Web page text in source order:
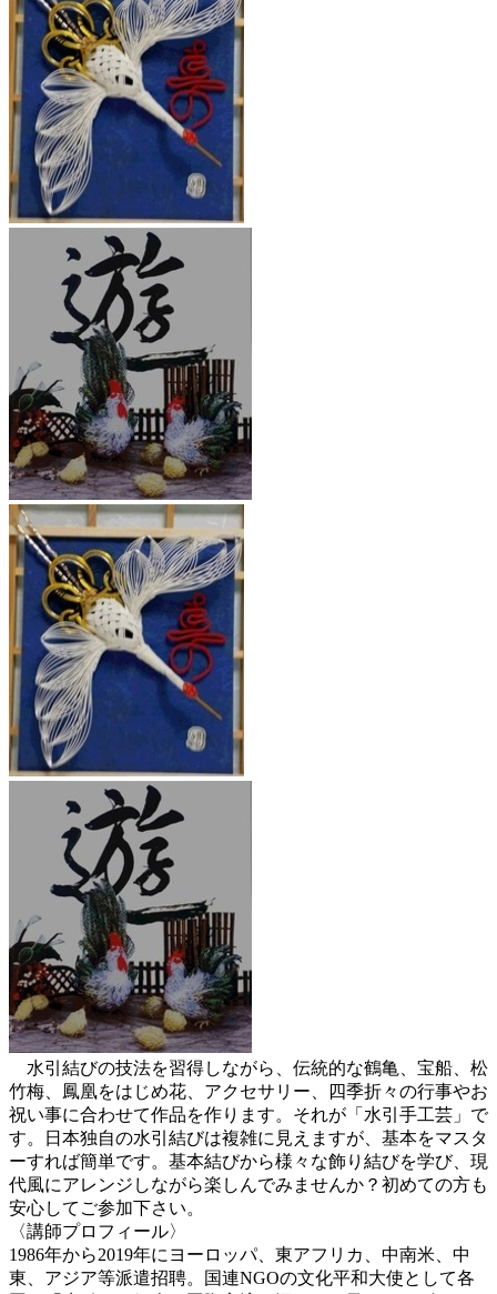
水引結びの技法を習得しながら、伝統的な鶴亀、宝船、松
竹梅、鳳凰をはじめ花、アクセサリー、四季折々の行事やお
祝い事に合わせて作品を作ります。それが「水引手工芸」で
す。日本独自の水引結びは複雑に見えますが、基本をマスタ
ーすれば簡単です。基本結びから様々な飾り結びを学び、現
代風にアレンジしながら楽しんでみませんか？初めての方も
安心してご参加下さい。
〈講師プロフィール〉
1986年から2019年にヨーロッパ、東アフリカ、中南米、中
東、アジア等派遣招聘。国連NGOの文化平和大使として各